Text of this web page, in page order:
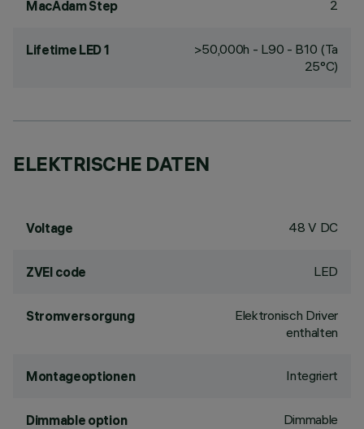
MacAdam Step 2
Lifetime LED 1
>50,000h - L90 - B10 (Ta
25°C)
ELEKTRISCHE DATEN
Voltage 48 V DC
ZVEI code LED
Stromversorgung
Elektronisch Driver
enthalten
Montageoptionen Integriert
Dimmable option Dimmable